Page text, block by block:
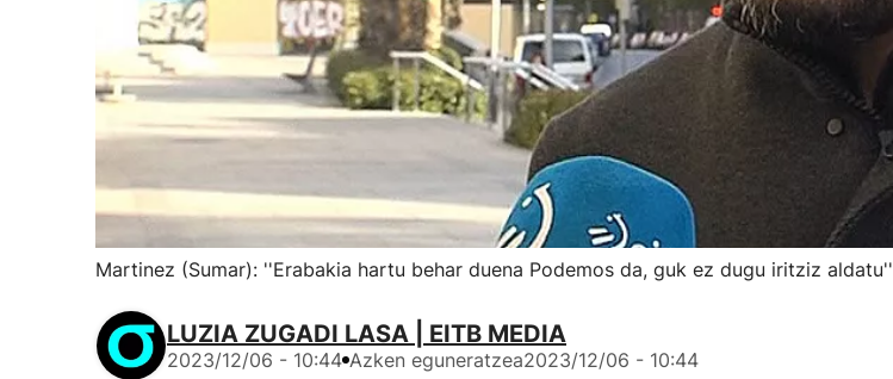
Martinez (Sumar): ''Erabakia hartu behar duena Podemos da, guk ez dugu iritziz aldatu''
LUZIA ZUGADI LASA | EITB MEDIA
2023/12/06 - 10:44 Azken eguneratzea2023/12/06 - 10:44